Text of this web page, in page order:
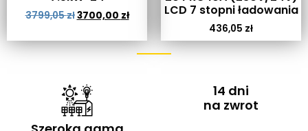
3799,05zł3700,00 zł
LCD 7 stopni ładowania
436,05 zł
14 dni
na zwrot